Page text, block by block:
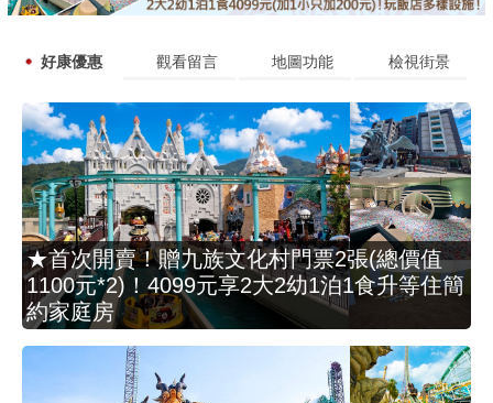
好康優惠 觀看留言 地圖功能 檢視街景
★首次開賣！贈九族文化村門票2張(總價值
1100元*2)！4099元享2大2幼1泊1食升等住簡
約家庭房